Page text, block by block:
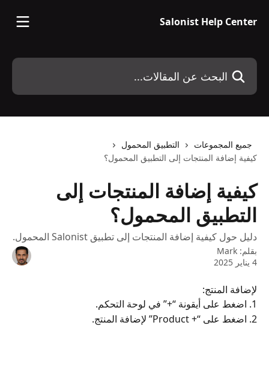
Salonist Help Center
البحث عن المقالات...
جميع المجموعات
التطبيق المحمول
كيفية إضافة المنتجات إلى التطبيق المحمول؟
كيفية إضافة المنتجات إلى
التطبيق المحمول؟
دليل حول كيفية إضافة المنتجات إلى تطبيق Salonist المحمول.
بقلم: Mark
4 يناير 2025
لإضافة المنتج:
1. اضغط على أيقونة “+” في لوحة التحكم.
2. اضغط على “+ Product” لإضافة المنتج.